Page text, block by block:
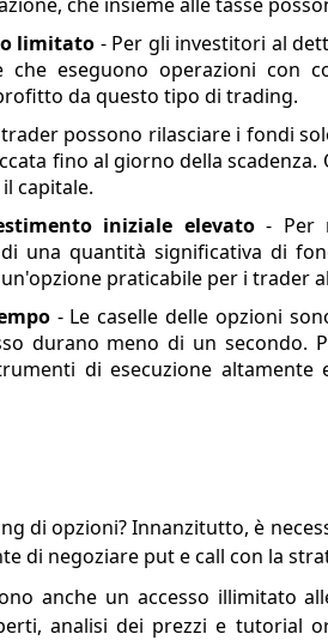
limitato - Per gli investitori al
che eseguono operazioni con
da questo tipo di trading.
possono rilasciare i fondi
fino al giorno della
capitale.
iniziale elevato- Per
una quantità significativa di
praticabile per i trader
- Le caselle delle opzioni
durano meno di un
di esecuzione
di opzioni? Innanzitutto, è
di negoziare put e call con la
anche un accesso illimitato
analisi dei prezzi e tutorial